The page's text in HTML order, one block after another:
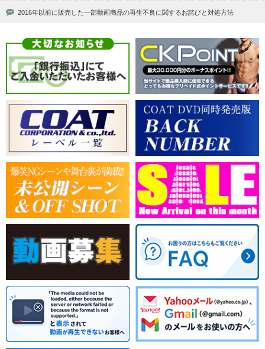
2016年以前に販売した一部動画商品の再生不良に関するお詫びと対処方法